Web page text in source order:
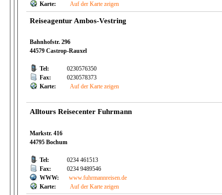
Karte:
Auf der Karte zeigen
Reiseagentur Ambos-Vestring
Bahnhofstr. 296
44579 Castrop-Rauxel
Tel:
0230576350
Fax:
0230578373
Karte:
Auf der Karte zeigen
Alltours Reisecenter Fuhrmann
Markstr. 416
44795 Bochum
Tel:
0234 461513
Fax:
0234 9489546
WWW:
www.fuhrmannreisen.de
Karte:
Auf der Karte zeigen